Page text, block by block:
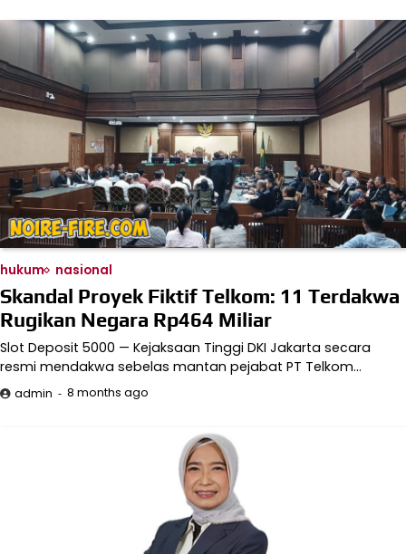
hukum nasional
Skandal Proyek Fiktif Telkom: 11 Terdakwa
Rugikan Negara Rp464 Miliar
Slot Deposit 5000 — Kejaksaan Tinggi DKI Jakarta secara
resmi mendakwa sebelas mantan pejabat PT Telkom…
admin 8 months ago